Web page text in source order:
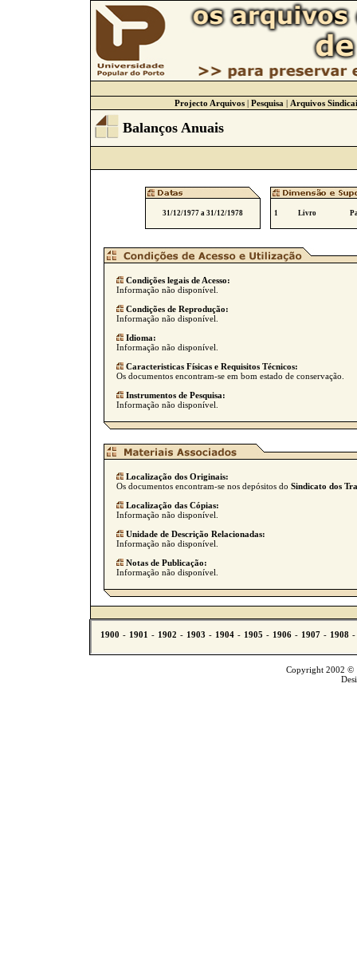
Projecto Arquivos| Pesquisa | Arquivos
Balanços Anuais
31/12/1977 a 31/12/1978 1 Livro
Condições legais de Acesso:
Informação não disponível.
Condições de Reprodução:
Informação não disponível.
Idioma:
Informação não disponível.
Caracteristicas Físicas e Requisitos Técnicos:
Os documentos encontram-se em bom estado de conservação.
Instrumentos de Pesquisa:
Informação não disponível.
Localização dos Originais:
Os documentos encontram-se nos depósitos do Sindicato dos
Localização das Cópias:
Informação não disponível.
Unidade de Descrição Relacionadas:
Informação não disponível.
Notas de Publicação:
Informação não disponível.
Copyright 2002 ©